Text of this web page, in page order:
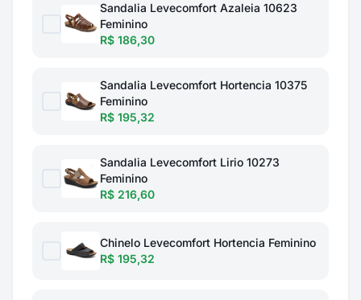
Sandalia Levecomfort Azaleia 10623
Feminino
R$ 186,30
Sandalia Levecomfort Hortencia 10375
Feminino
R$ 195,32
Sandalia Levecomfort Lirio 10273
Feminino
R$ 216,60
Chinelo Levecomfort Hortencia Feminino
R$ 195,32